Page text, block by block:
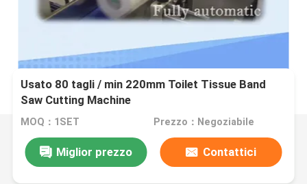
Usato 80 tagli / min 220mm Toilet Tissue Band
Saw Cutting Machine
MOQ：1SET Prezzo：Negoziabile
Miglior prezzo Contattici